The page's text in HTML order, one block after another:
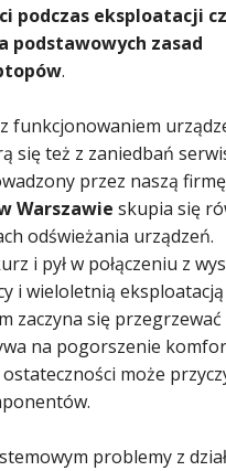
podczas eksploatacji
podstawowych zasad
.
funkcjonowaniem
się też z zaniedbań
przez naszą firmę
Warszawie skupia się
odświeżania urządzeń.
i pył w połączeniu z
i wieloletnią
zaczyna się przegrzewać
na pogorszenie
może
problemy z